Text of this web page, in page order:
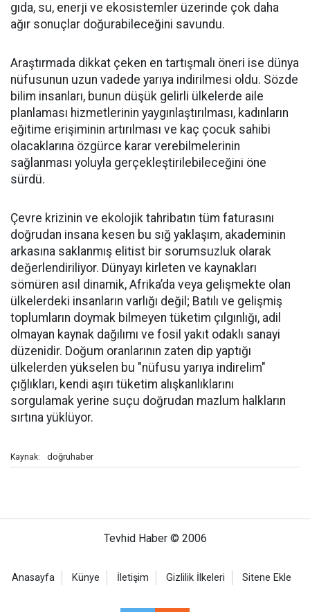
gıda, su, enerji ve ekosistemler üzerinde çok daha
ağır sonuçlar doğurabileceğini savundu.
Araştırmada dikkat çeken en tartışmalı öneri ise dünya
nüfusunun uzun vadede yarıya indirilmesi oldu. Sözde
bilim insanları, bunun düşük gelirli ülkelerde aile
planlaması hizmetlerinin yaygınlaştırılması, kadınların
eğitime erişiminin artırılması ve kaç çocuk sahibi
olacaklarına özgürce karar verebilmelerinin
sağlanması yoluyla gerçekleştirilebileceğini öne
sürdü.
Çevre krizinin ve ekolojik tahribatın tüm faturasını
doğrudan insana kesen bu sığ yaklaşım, akademinin
arkasına saklanmış elitist bir sorumsuzluk olarak
değerlendiriliyor. Dünyayı kirleten ve kaynakları
sömüren asıl dinamik, Afrika’da veya gelişmekte olan
ülkelerdeki insanların varlığı değil; Batılı ve gelişmiş
toplumların doymak bilmeyen tüketim çılgınlığı, adil
olmayan kaynak dağılımı ve fosil yakıt odaklı sanayi
düzenidir. Doğum oranlarının zaten dip yaptığı
ülkelerden yükselen bu "nüfusu yarıya indirelim"
çığlıkları, kendi aşırı tüketim alışkanlıklarını
sorgulamak yerine suçu doğrudan mazlum halkların
sırtına yüklüyor.
Kaynak: doğruhaber
Tevhid Haber © 2006
Anasayfa Künye İletişim Gizlilik İlkeleri Sitene Ekle